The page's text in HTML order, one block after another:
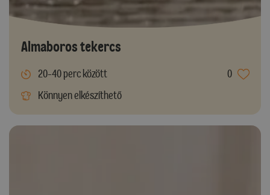
Almaboros tekercs
20-40 perc között
0
Könnyen elkészíthető